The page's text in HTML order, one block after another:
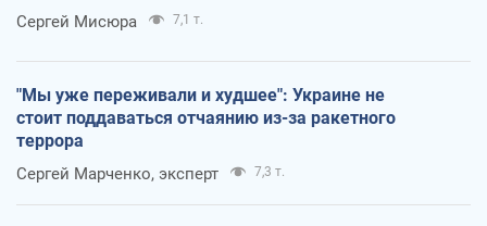
Сергей Мисюра 7,1 т.
"Мы уже переживали и худшее": Украине не
стоит поддаваться отчаянию из-за ракетного
террора
Сергей Марченко, эксперт 7,3 т.